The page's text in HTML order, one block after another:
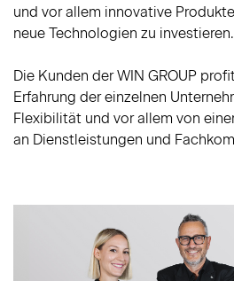
und vor allem innovative
neue Technologien zu investieren.
Die Kunden der WIN GROUP
Erfahrung der einzelnen
Flexibilität und vor allem von
an Dienstleistungen und